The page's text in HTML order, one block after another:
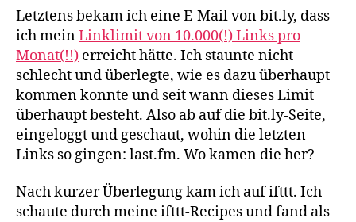
zügig
an
sein
10.000-
Links-
Limit
bei
bit.ly
stößt
Letztens bekam ich eine E-Mail von bit.ly, dass
ich meinLinklimit von 10.000(!) Links pro
Monat(!!) erreicht hätte. Ich staunte nicht
schlecht und überlegte, wie es dazu überhaupt
kommen konnte und seit wann dieses Limit
überhaupt besteht. Also ab auf die bit.ly-Seite,
eingeloggt und geschaut, wohin die letzten
Links so gingen: last.fm. Wo kamen die her?
Nach kurzer Überlegung kam ich auf ifttt. Ich
schaute durch meine ifttt-Recipes und fand als